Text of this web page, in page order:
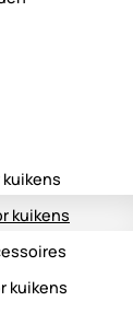
kuikens
kuikens